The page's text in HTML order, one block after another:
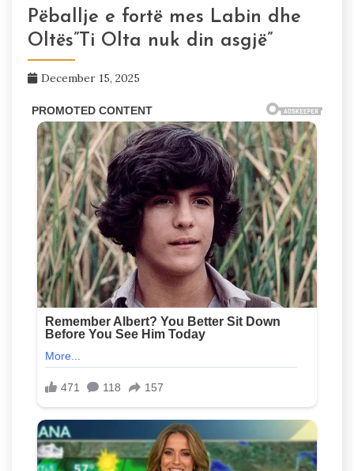
Pëballje e fortë mes Labin dhe
Oltës”Ti Olta nuk din asgjë”
December 15, 2025